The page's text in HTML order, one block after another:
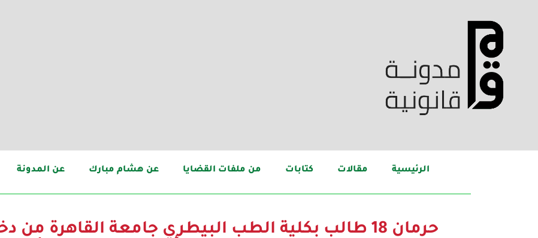
الرئيسية مقالات كتابات من ملفات القضايا عن هشام مبارك عن المدونة
حرمان 18 طالب بكلية الطب البيطري جامعة القاهرة